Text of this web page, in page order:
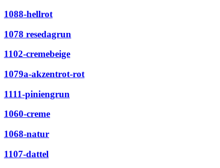
1088-hellrot
1078 resedagrun
1102-cremebeige
1079a-akzentrot-rot
1111-piniengrun
1060-creme
1068-natur
1107-dattel